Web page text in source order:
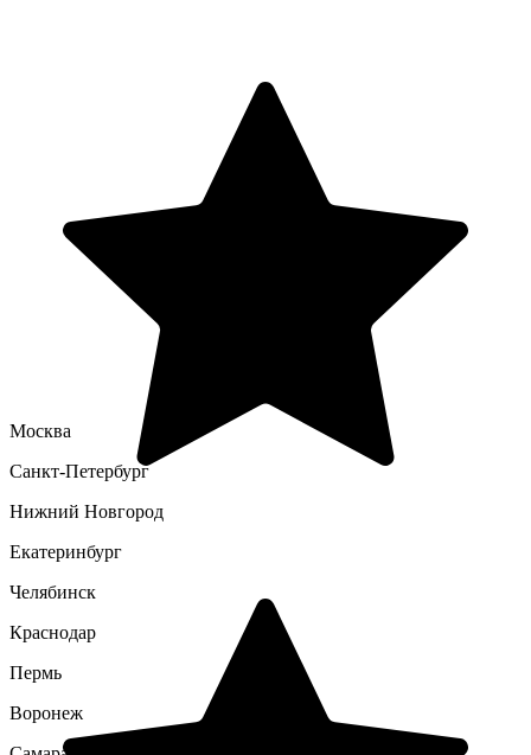
Москва
Санкт-Петербург
Нижний Новгород
Екатеринбург
Челябинск
Краснодар
Пермь
Воронеж